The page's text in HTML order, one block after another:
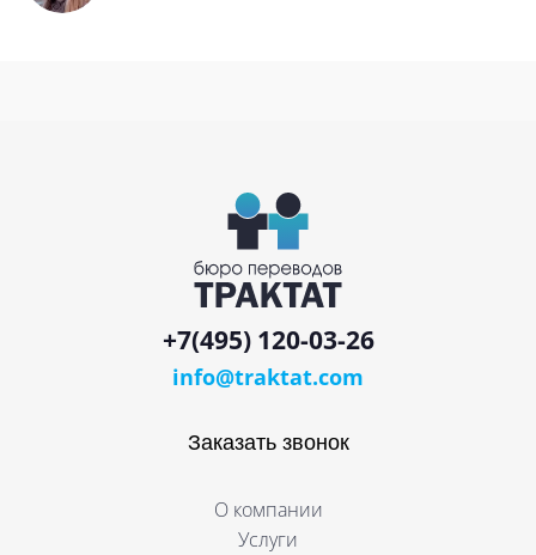
Заказать звонок
О компании
Услуги
+7(495) 120-03-26
info@traktat.com